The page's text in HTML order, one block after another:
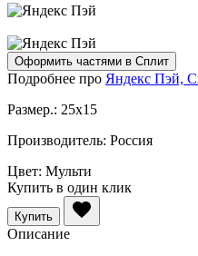
Оформить частями в Сплит
Подробнее про Яндекс Пэй,
Размер.: 25x15
Производитель: Россия
Цвет: Мульти
Купить в один клик
Купить
Описание